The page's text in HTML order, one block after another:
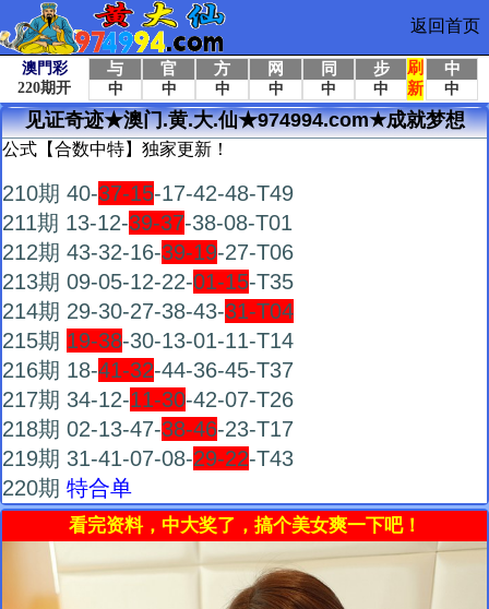
返回首页
见证奇迹★澳门.黄.大.仙★974994.com★成就梦想
公式【合数中特】独家更新！
210期 40-37-15-17-42-48-T49
211期 13-12-39-37-38-08-T01
212期 43-32-16-39-19-27-T06
213期 09-05-12-22-01-15-T35
214期 29-30-27-38-43-31-T04
215期 19-38-30-13-01-11-T14
216期 18-41-32-44-36-45-T37
217期 34-12-11-30-42-07-T26
218期 02-13-47-38-46-23-T17
219期 31-41-07-08-29-22-T43
220期 特合单
看完资料，中大奖了，搞个美女爽一下吧！